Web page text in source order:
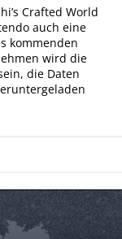
Crafted World
auch eine
kommenden
wird die
die Daten